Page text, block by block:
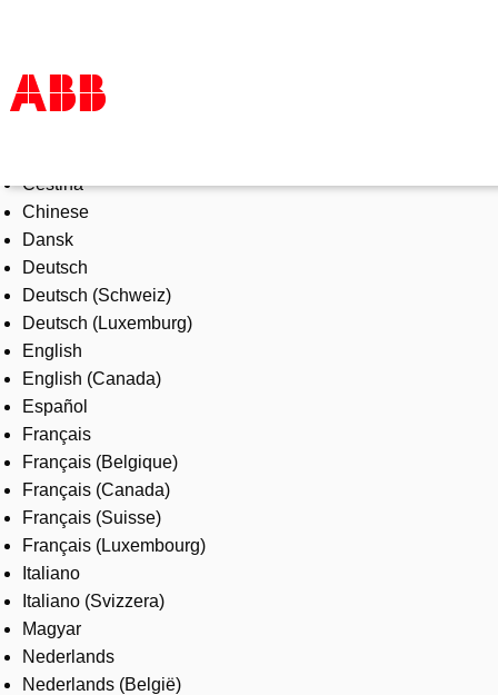
Products & Solutions
Industries
Services
About us
Where to buy
Contact us
Careers
Čeština
Chinese
Dansk
Deutsch
Deutsch (Schweiz)
Deutsch (Luxemburg)
English
English (Canada)
Español
Français
Français (Belgique)
Français (Canada)
Français (Suisse)
Français (Luxembourg)
Italiano
Italiano (Svizzera)
Magyar
Nederlands
Nederlands (België)